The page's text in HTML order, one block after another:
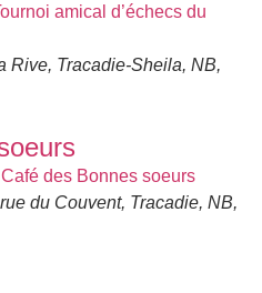
amical d’échecs du
Rive, Tracadie-Sheila, NB,
Café des Bonnes soeurs
du Couvent, Tracadie, NB,